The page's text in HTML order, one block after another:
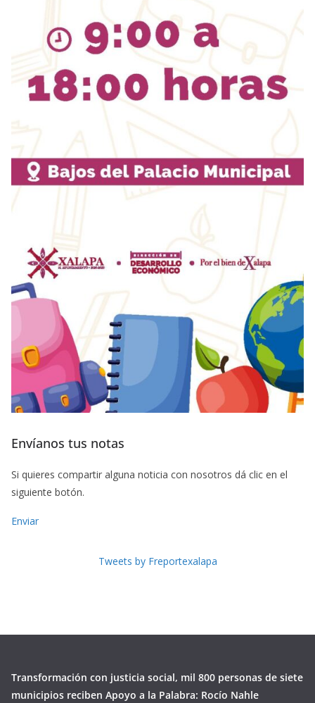
Envíanos tus notas
Si quieres compartir alguna noticia con nosotros dá clic en el
siguiente botón.
Enviar
Tweets by Freportexalapa
Transformación con justicia social, mil 800 personas de siete
municipios reciben Apoyo a la Palabra: Rocío Nahle